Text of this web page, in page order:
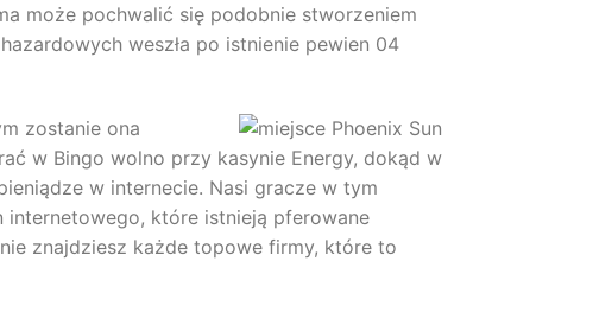
może pochwalić się podobnie stworzeniem
weszła po istnienie pewien 04
zostanie ona
w Bingo wolno przy kasynie Energy, dokąd w
w internecie. Nasi gracze w tym
które istnieją pferowane
znajdziesz każde topowe firmy, które to